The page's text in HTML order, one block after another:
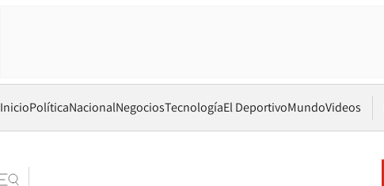
InicioPolíticaNacionalNegociosTecnologíaEl DeportivoMundoVideos